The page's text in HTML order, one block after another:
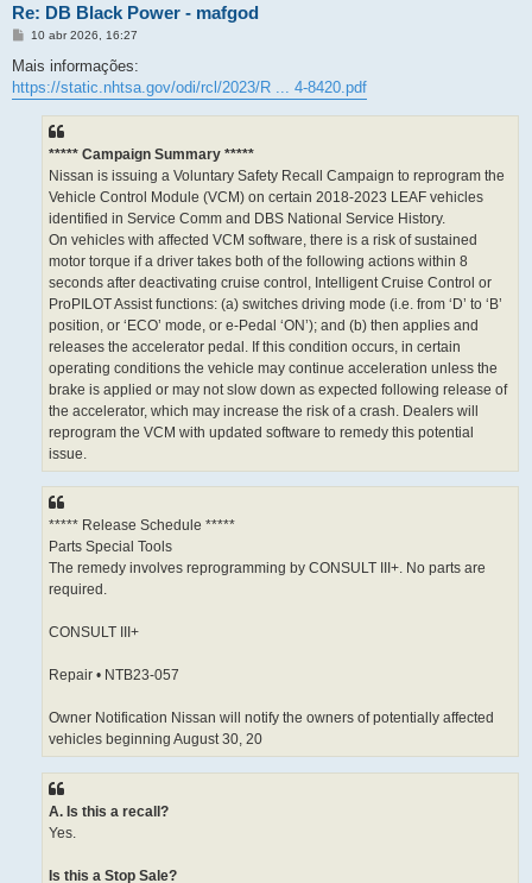
Re: DB Black Power - mafgod
M
n
a
10 abr 2026, 16:27
Mais informações:
https://static.nhtsa.gov/odi/rcl/2023/R ... 4-8420.pdf
***** Campaign Summary *****
Nissan is issuing a Voluntary Safety Recall Campaign to reprogram the
Vehicle Control Module (VCM) on certain 2018-2023 LEAF vehicles
identified in Service Comm and DBS National Service History.
On vehicles with affected VCM software, there is a risk of sustained
motor torque if a driver takes both of the following actions within 8
seconds after deactivating cruise control, Intelligent Cruise Control or
ProPILOT Assist functions: (a) switches driving mode (i.e. from ‘D’ to ‘B’
position, or ‘ECO’ mode, or e-Pedal ‘ON’); and (b) then applies and
releases the accelerator pedal. If this condition occurs, in certain
operating conditions the vehicle may continue acceleration unless the
brake is applied or may not slow down as expected following release of
the accelerator, which may increase the risk of a crash. Dealers will
reprogram the VCM with updated software to remedy this potential
issue.
***** Release Schedule *****
Parts Special Tools
The remedy involves reprogramming by CONSULT III+. No parts are
required.
CONSULT III+
Repair • NTB23-057
Owner Notification Nissan will notify the owners of potentially affected
vehicles beginning August 30, 20
A. Is this a recall?
Yes.
Is this a Stop Sale?